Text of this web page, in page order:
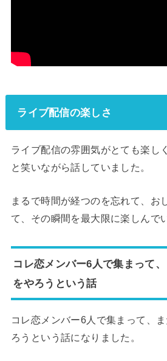
ライブ配信の楽しさ
ライブ配信の雰囲気がとても楽し
と笑いながら話していました。
まるで時間が経つのを忘れて、お
て、その瞬間を最大限に楽しんで
コレ恋メンバー6人で集まって
をやろうという話
コレ恋メンバー6人で集まって、
ろうという話になりました。